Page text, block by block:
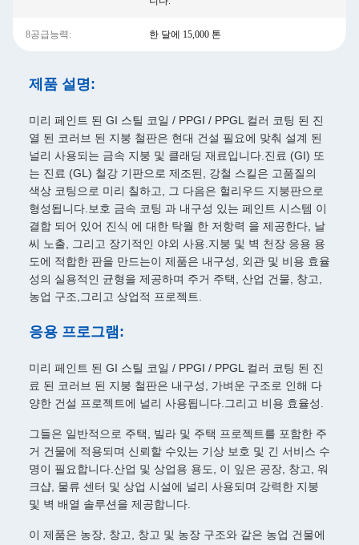
8공급능력: 한 달에 15,000 톤
제품 설명:
미리 페인트 된 GI 스틸 코일 / PPGI / PPGL 컬러 코팅 된 진
열 된 코러브 된 지붕 철판은 현대 건설 필요에 맞춰 설계 된
널리 사용되는 금속 지붕 및 클래딩 재료입니다.진료 (GI) 또
는 진료 (GL) 철강 기판으로 제조된, 강철 스킬은 고품질의
색상 코팅으로 미리 칠하고, 그 다음은 헐리우드 지붕판으로
형성됩니다.보호 금속 코팅 과 내구성 있는 페인트 시스템 이
결합 되어 있어 진식 에 대한 탁월 한 저항력 을 제공한다, 날
씨 노출, 그리고 장기적인 야외 사용.지붕 및 벽 천장 응용 용
도에 적합한 판을 만드는이 제품은 내구성, 외관 및 비용 효율
성의 실용적인 균형을 제공하며 주거 주택, 산업 건물, 창고,
농업 구조,그리고 상업적 프로젝트.
응용 프로그램:
미리 페인트 된 GI 스틸 코일 / PPGI / PPGL 컬러 코팅 된 진
료 된 코러브 된 지붕 철판은 내구성, 가벼운 구조로 인해 다
양한 건설 프로젝트에 널리 사용됩니다.그리고 비용 효율성.
그들은 일반적으로 주택, 빌라 및 주택 프로젝트를 포함한 주
거 건물에 적용되며 신뢰할 수있는 기상 보호 및 긴 서비스 수
명이 필요합니다.산업 및 상업용 용도, 이 잎은 공장, 창고, 워
크샵, 물류 센터 및 상업 시설에 널리 사용되며 강력한 지붕
및 벽 배열 솔루션을 제공합니다.
이 제품은 농장, 창고, 창고 및 농장 구조와 같은 농업 건물에